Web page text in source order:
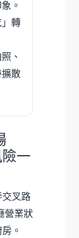
。
」轉
、
散
一
交叉路
營業狀
。